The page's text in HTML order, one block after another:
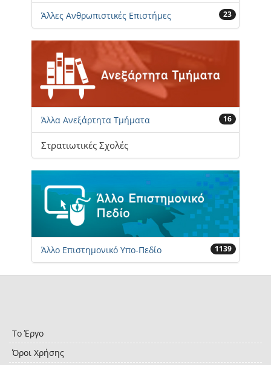
Άλλες Ανθρωπιστικές Επιστήμες 23
Άλλα Ανεξάρτητα Τμήματα 16
Στρατιωτικές Σχολές
Άλλο Επιστημονικό Υπο-Πεδίο 1139
Το Έργο
Όροι Χρήσης